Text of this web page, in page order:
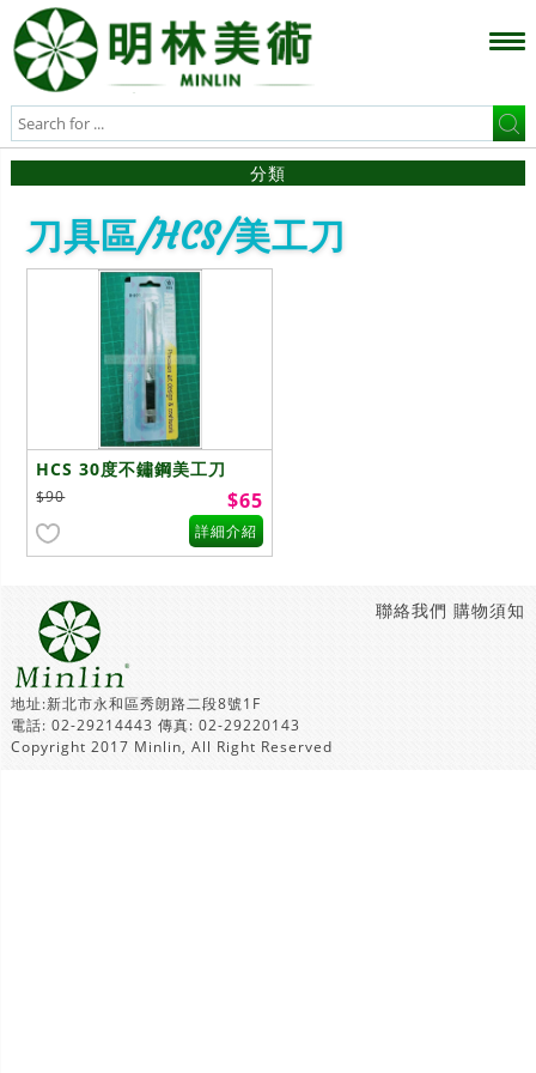
分類
刀具區/HCS/美工刀
HCS 30度不鏽鋼美工刀
$90 $65
詳細介紹
購物須知
聯絡我們
地址:新北市永和區秀朗路二段8號1F
電話: 02-29214443 傳真: 02-29220143
Copyright 2017 Minlin, All Right Reserved